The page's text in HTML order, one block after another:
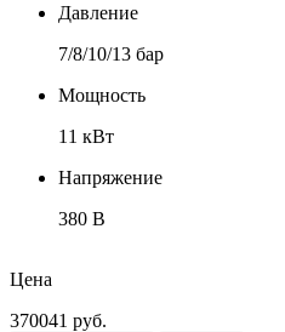
Давление
7/8/10/13 бар
Мощность
11 кВт
Напряжение
380 В
Цена
370041 руб.